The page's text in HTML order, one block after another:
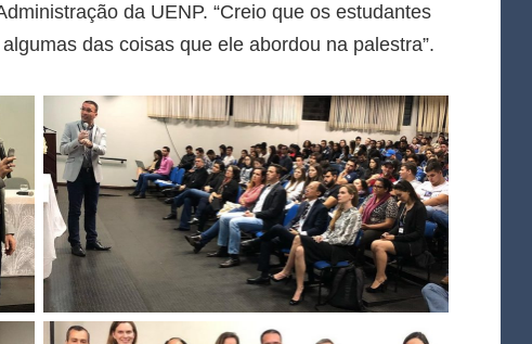
da UENP. “Creio que os estudantes
das coisas que ele abordou na palestra”.